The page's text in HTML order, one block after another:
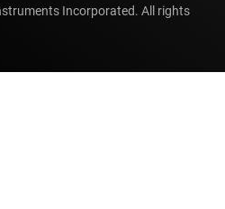
Incorporated. All rights